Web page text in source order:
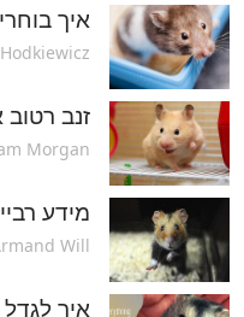
איך
זנב
Morgan
מידע
Will
איך